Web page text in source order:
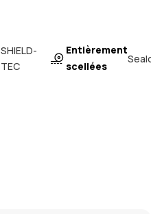
SHIELD-
TEC
Entièrement
scellées